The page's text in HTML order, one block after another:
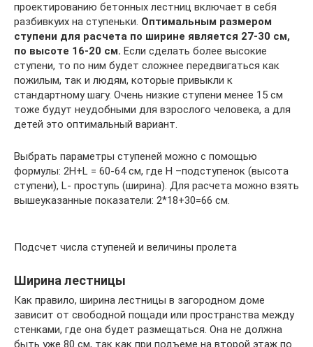
проектированию бетонных лестниц включает в себя
разбивкуих на ступеньки. Оптимальным размером
ступени для расчета по ширине является 27-30 см,
по высоте 16-20 см. Если сделать более высокие
ступени, то по ним будет сложнее передвигаться как
пожилым, так и людям, которые привыкли к
стандартному шагу. Очень низкие ступени менее 15 см
тоже будут неудобными для взрослого человека, а для
детей это оптимальный вариант.
Выбрать параметры ступеней можно с помощью
формулы: 2H+L = 60-64 см, где Н –подступенок (высота
ступени), L- проступь (ширина). Для расчета можно взять
вышеуказанные показатели: 2*18+30=66 см.
Подсчет числа ступеней и величины пролета
Ширина лестницы
Как правило, ширина лестницы в загородном доме
зависит от свободной пощади или пространства между
стенками, где она будет размещаться. Она не должна
быть уже 80 см, так как при подъеме на второй этаж по